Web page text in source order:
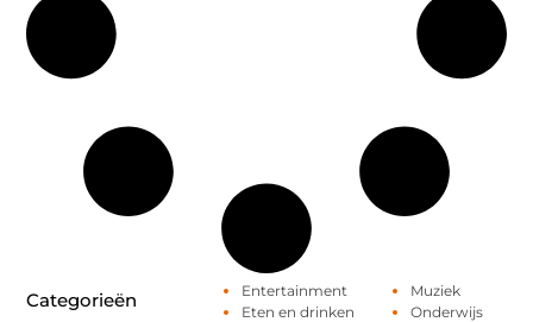
Categorieën
Entertainment
Eten en drinken
Muziek
Onderwijs